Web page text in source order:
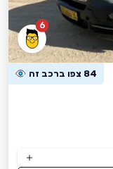
6
84 צפו ברכב זה